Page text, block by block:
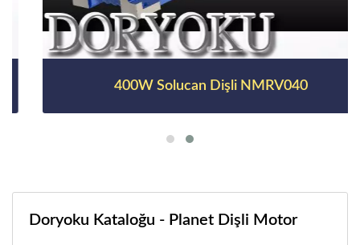
400W Solucan Dişli NMRV040
Doryoku Kataloğu - Planet Dişli Motor